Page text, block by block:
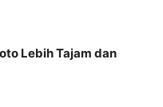
Lebih Tajam dan